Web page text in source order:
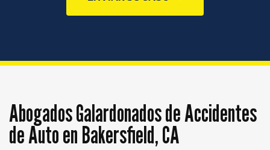
Abogados Galardonados de Accidentes
de Auto en Bakersfield, CA